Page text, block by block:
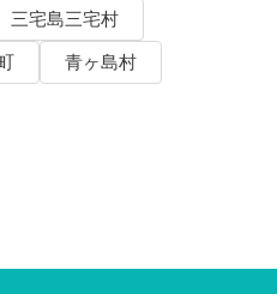
三宅島三宅村
青ヶ島村